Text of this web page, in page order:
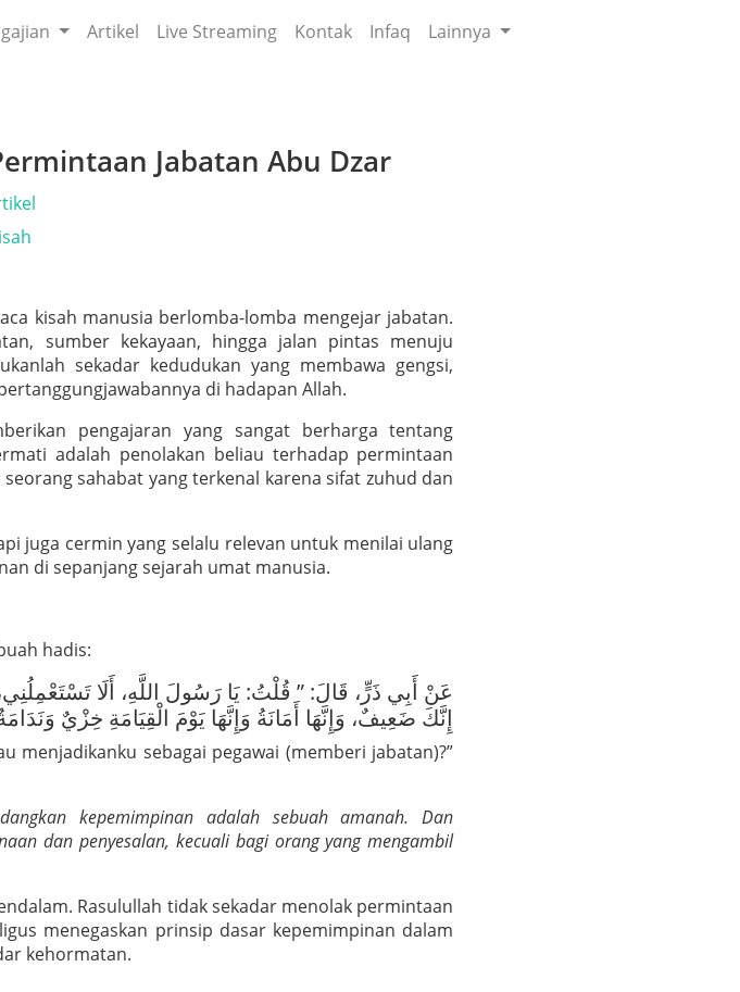
Artikel Live Streaming Kontak Infaq Lainnya
Jabatan Abu Dzar
kisah manusia berlomba-lomba mengejar jabatan.
sumber kekayaan, hingga jalan pintas menuju
sekadar kedudukan yang membawa gengsi,
di hadapan Allah.
pengajaran yang sangat berharga tentang
adalah penolakan beliau terhadap permintaan
sahabat yang terkenal karena sifat zuhud dan
juga cermin yang selalu relevan untuk menilai ulang
di sepanjang sejarah umat manusia.
hadis:
عَنْ أَبِي ذَرٍّ، قَالَ: ” قُلْتُ: يَا رَسُولَ اللَّهِ، أَلَا
إِنَّكَ ضَعِيفٌ، وَإِنَّهَا أَمَانَةُ وَإِنَّهَا يَوْمَ الْقِيَامَةِ خِزْيٌ
menjadikanku sebagai pegawai (memberi jabatan)?”
kepemimpinan adalah sebuah amanah. Dan
dan penyesalan, kecuali bagi orang yang mengambil
Rasulullah tidak sekadar menolak permintaan
menegaskan prinsip dasar kepemimpinan dalam
kehormatan.